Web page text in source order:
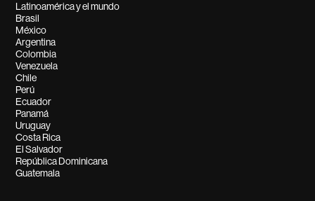
Latinoamérica y el mundo
Brasil
México
Argentina
Colombia
Venezuela
Chile
Perú
Ecuador
Panamá
Uruguay
Costa Rica
El Salvador
República Dominicana
Guatemala